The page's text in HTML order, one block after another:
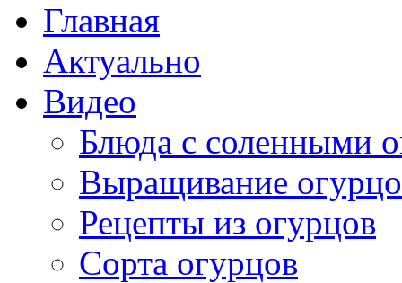
Главная
Актуально
Видео
Блюда с соленными
Выращивание
Рецепты из огурцов
Сорта огурцов